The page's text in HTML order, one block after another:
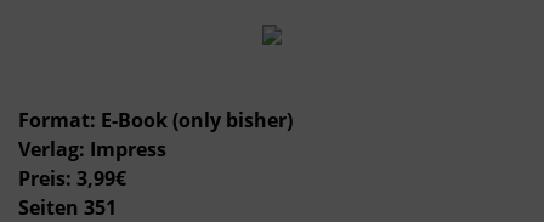
Format: E-Book (only bisher)
Verlag: Impress
Preis: 3,99€
Seiten 351